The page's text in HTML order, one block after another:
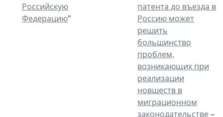
Российскую
Федерацию"
патента до въезда в
Россию может
решить
большинство
проблем,
возникающих при
реализации
новшеств в
миграционном
законодательстве–